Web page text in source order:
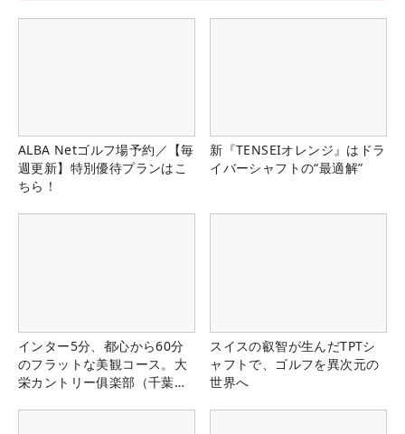
ALBA Netゴルフ場予約／【毎
週更新】特別優待プランはこ
ちら！
新『TENSEIオレンジ』はドラ
イバーシャフトの“最適解”
インター5分、都心から60分
のフラットな美観コース。大
栄カントリー俱楽部（千葉
スイスの叡智が生んだTPTシ
ャフトで、ゴルフを異次元の
世界へ